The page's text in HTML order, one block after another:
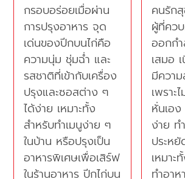
กรอบอร่อยเมื่อผ่าน
การปรุงอาหาร จุด
เด่นของปีกบนไก่คือ
ความนุ่ม ชุ่มฉ่ำ และ
รสชาติที่เข้ากับเครื่อง
ปรุงและซอสต่าง ๆ
ได้ง่าย เหมาะทั้ง
สำหรับทำเมนูง่าย ๆ
ในบ้าน หรือปรุงเป็น
อาหารพิเศษเพื่อเสิร์ฟ
ในร้านอาหาร ปีกไก่บน
คนรัก
ผู้ที่คว
ออกก
เสมอ
มีควา
เพราะ
หั่นเอ
ง่าย ท
ประหยั
เหมา
ทำอา